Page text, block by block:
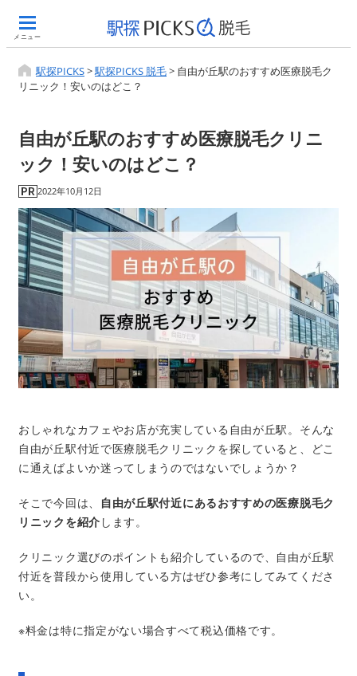
メニュー
駅探PICKS>駅探PICKS 脱毛> 自由が丘駅のおすすめ医療脱毛ク
リニック！安いのはどこ？
自由が丘駅のおすすめ医療脱毛クリニ
ック！安いのはどこ？
2022年10月12日
おしゃれなカフェやお店が充実している自由が丘駅。そんな
自由が丘駅付近で医療脱毛クリニックを探していると、どこ
に通えばよいか迷ってしまうのではないでしょうか？
そこで今回は、
自由が丘駅付近にあるおすすめの医療脱毛ク
リニックを紹介 します。
クリニック選びのポイントも紹介しているので、自由が丘駅
付近を普段から使用している方はぜひ参考にしてみてくださ
い。
※料金は特に指定がない場合すべて税込価格です。